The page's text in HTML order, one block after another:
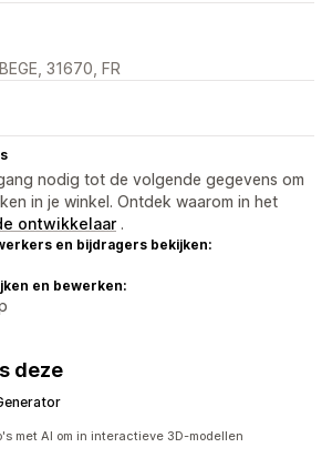
31670, FR
nodig tot de volgende gegevens om
in je winkel. Ontdek waarom in het
ontwikkelaar .
en bijdragers bekijken:
en bewerken:
deze
met AI om in interactieve 3D-modellen